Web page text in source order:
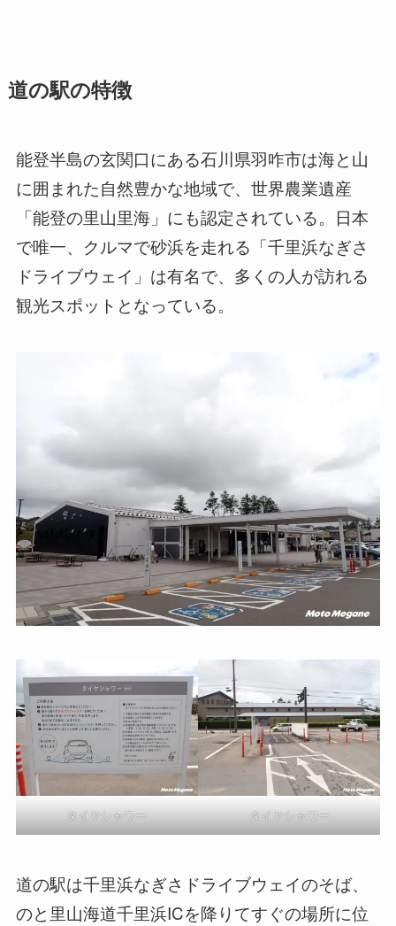
道の駅の特徴
能登半島の玄関口にある石川県羽咋市は海と山
に囲まれた自然豊かな地域で、世界農業遺産
「能登の里山里海」にも認定されている。日本
で唯一、クルマで砂浜を走れる「千里浜なぎさ
ドライブウェイ」は有名で、多くの人が訪れる
観光スポットとなっている。
タイヤシャワー タイヤシャワー
道の駅は千里浜なぎさドライブウェイのそば、
のと里山海道千里浜ICを降りてすぐの場所に位